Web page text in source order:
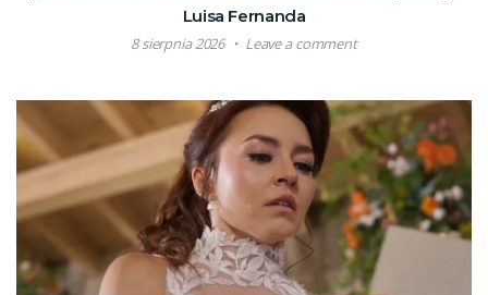
Luisa Fernanda
8 sierpnia 2026 Leave a comment